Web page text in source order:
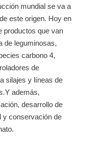
mundial se va a
este origen. Hoy en
productos que van
de leguminosas,
carbono 4,
de
silajes y líneas de
además,
desarrollo de
y conservación de